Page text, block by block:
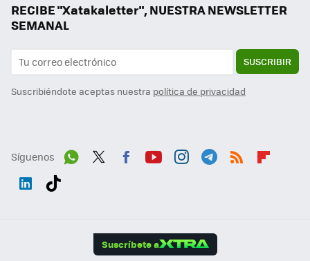
RECIBE "Xatakaletter", NUESTRA NEWSLETTER
SEMANAL
SUSCRIBIR
Suscribiéndote aceptas nuestra política de privacidad
Síguenos
Suscríbete a